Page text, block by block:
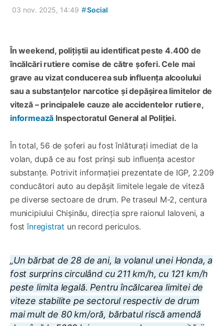
03 nov. 2025, 14:49 #Social
În weekend, polițiștii au identificat peste 4.400 de
încălcări rutiere comise de către șoferi. Cele mai
grave au vizat conducerea sub influența alcoolului
sau a substanțelor narcotice și depășirea limitelor de
viteză – principalele cauze ale accidentelor rutiere,
informează Inspectoratul General al Poliției.
În total, 56 de șoferi au fost înlăturați imediat de la
volan, după ce au fost prinși sub influența acestor
substanțe. Potrivit informației prezentate de IGP, 2.209
conducători auto au depășit limitele legale de viteză
pe diverse sectoare de drum. Pe traseul M-2, centura
municipiului Chișinău, direcția spre raionul Ialoveni, a
fostînregistrat un record periculos.
„Un bărbat de 28 de ani, la volanul unei Honda, a
fost surprins circulând cu 211 km/h, cu 121 km/h
peste limita legală. Pentru încălcarea limitei de
viteze stabilite pe sectorul respectiv de drum
mai mult de 80 km/oră, bărbatul riscă amendă